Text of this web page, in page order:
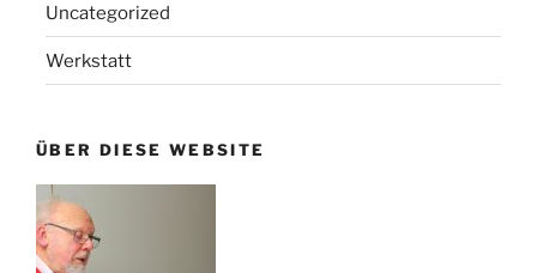
Uncategorized
Werkstatt
ÜBER DIESE WEBSITE